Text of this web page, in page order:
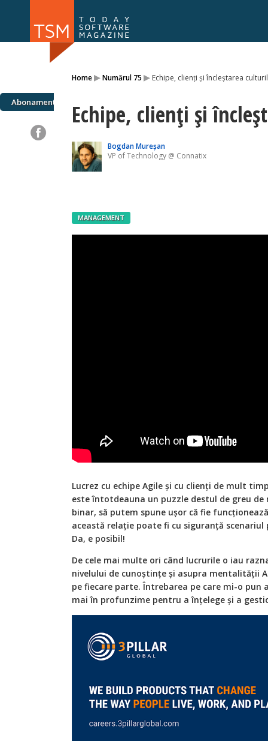
Home▸Numărul 75 ▸ Echipe, clienți și încleștarea
Abonamente Echipe, clienți și
Bogdan Mureşan
VP of Technology @ Connatix
MANAGEMENT
Lucrez cu echipe Agile și cu clienți de mult
este întotdeauna un puzzle destul de greu de
binar, să putem spune ușor că fie
această relație poate fi cu siguranță
Da, e posibil!
De cele mai multe ori când lucrurile o iau
nivelului de cunoștințe și asupra mentalității
pe fiecare parte. Întrebarea pe care mi-o pun
mai în profunzime pentru a înțelege și a